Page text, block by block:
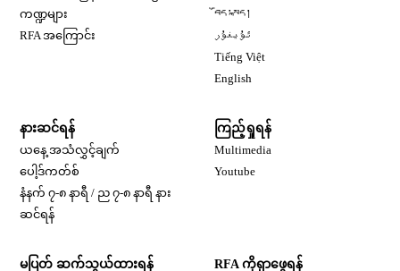
ကဏ္ဍများ
RFA အကြောင်း
བོད་སྐད།
ئۇيغۇر
Tiếng Việt
English
နားဆင်ရန်
ယနေ့ အသံလွှင့်ချက်
ပေါ့ဒ်ကတ်စ်
နံနက် ၇-၈ နာရီ / ည ၇-၈ နာရီ နား
ဆင်ရန်
ကြည့်ရှုရန်
Multimedia
Youtube
မပြတ် ဆက်သွယ်ထားရန်
RFA ကိုရှာဖွေရန်